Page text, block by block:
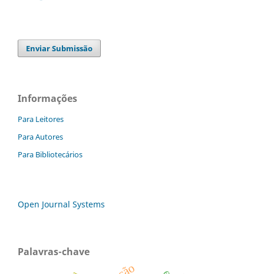
Enviar Submissão
Informações
Para Leitores
Para Autores
Para Bibliotecários
Open Journal Systems
Palavras-chave